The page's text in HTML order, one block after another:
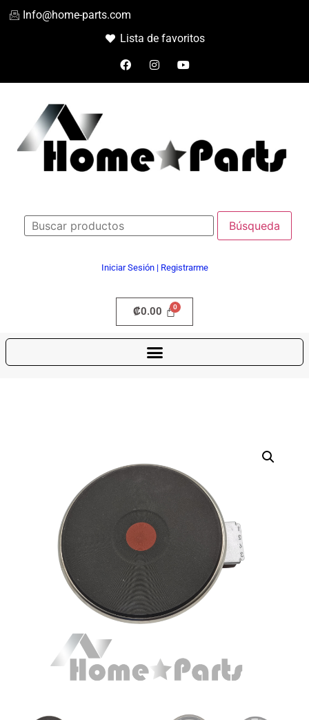
Info@home-parts.com
Lista de favoritos
Iniciar Sesión | Registrarme
₡0.00